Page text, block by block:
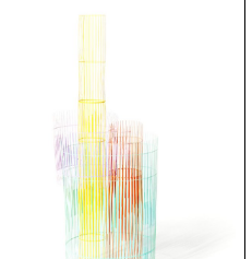
aspects, creating hand-made
pasta, efficient molds and a
convivial space where guests
will enjoy the “social power of
pasta”. To highlight the
important play between simple
ingredients and their creative
interpretation, students,
working in groups, will be
asked to invent their own
handmade pasta and share the
story, the idea behind it. Then
students will work on a mold to
make the production of their